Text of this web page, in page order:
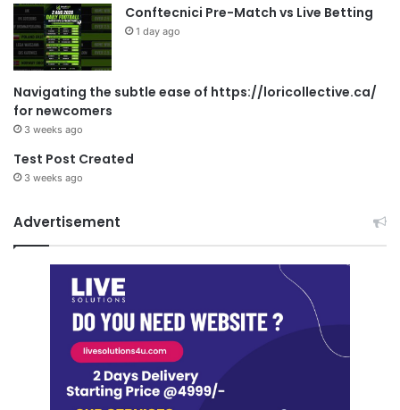
Conftecnici Pre-Match vs Live Betting
1 day ago
Navigating the subtle ease of https://loricollective.ca/
for newcomers
3 weeks ago
Test Post Created
3 weeks ago
Advertisement